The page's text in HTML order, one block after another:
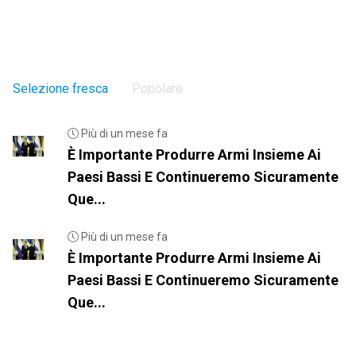
Selezione fresca Popolare
Più di un mese fa
È Importante Produrre Armi Insieme Ai
Paesi Bassi E Continueremo Sicuramente
Que...
Più di un mese fa
È Importante Produrre Armi Insieme Ai
Paesi Bassi E Continueremo Sicuramente
Que...